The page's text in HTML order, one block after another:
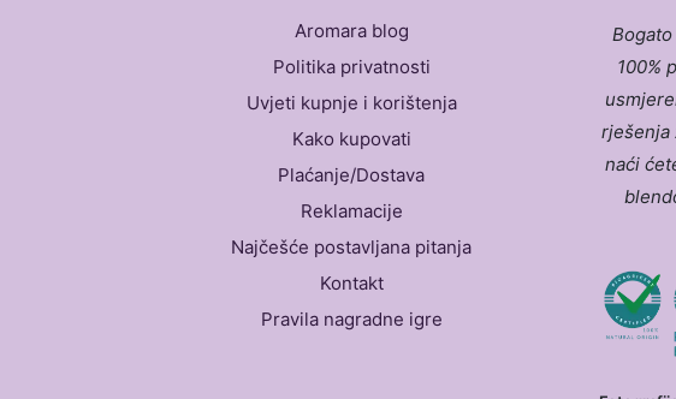
Aromara blog
Politika privatnosti
Uvjeti kupnje i korištenja
Kako kupovati
Plaćanje/Dostava
Reklamacije
Najčešće postavljana pitanja
Kontakt
Pravila nagradne igre
100%
rješenja
naći